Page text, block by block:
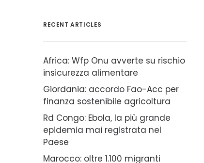
RECENT ARTICLES
Africa: Wfp Onu avverte su rischio
insicurezza alimentare
Giordania: accordo Fao-Acc per
finanza sostenibile agricoltura
Rd Congo: Ebola, la più grande
epidemia mai registrata nel
Paese
Marocco: oltre 1.100 migranti